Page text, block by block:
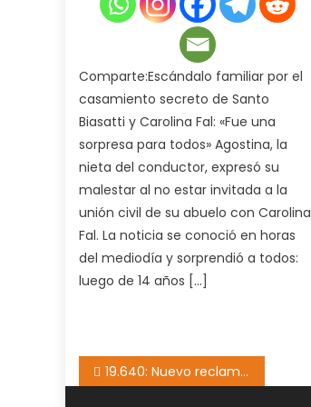
Comparte:Escándalo familiar por el
casamiento secreto de Santo
Biasatti y Carolina Fal: «Fue una
sorpresa para todos» Agostina, la
nieta del conductor, expresó su
malestar al no estar invitada a la
unión civil de su abuelo con Carolina
Fal. La noticia se conoció en horas
del mediodía y sorprendió a todos:
luego de 14 años […]
Navegación
19.640: Nuevo reclamo de TDF ante Nación